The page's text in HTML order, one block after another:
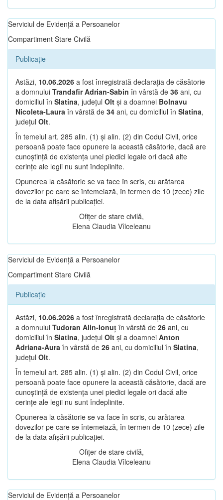
Serviciul de Evidență a Persoanelor
Compartiment Stare Civilă
Publicație
Astăzi, 10.06.2026 a fost înregistrată declarația de căsătorie
a domnului Trandafir Adrian-Sabin în vârstă de 36 ani, cu
domiciliul în Slatina, județul Olt și a doamnei Bolnavu
Nicoleta-Laura în vârstă de 34 ani, cu domiciliul în Slatina,
județul Olt.
În temeiul art. 285 alin. (1) și alin. (2) din Codul Civil, orice
persoană poate face opunere la această căsătorie, dacă are
cunoștință de existența unei piedici legale ori dacă alte
cerințe ale legii nu sunt îndeplinite.
Opunerea la căsătorie se va face în scris, cu arătarea
dovezilor pe care se întemeiază, în termen de 10 (zece) zile
de la data afișării publicației.
Ofițer de stare civilă,
Elena Claudia Vîlceleanu
Serviciul de Evidență a Persoanelor
Compartiment Stare Civilă
Publicație
Astăzi, 10.06.2026 a fost înregistrată declarația de căsătorie
a domnului Tudoran Alin-Ionuț în vârstă de 26 ani, cu
domiciliul în Slatina, județul Olt și a doamnei Anton
Adriana-Aura în vârstă de 26 ani, cu domiciliul în Slatina,
județul Olt.
În temeiul art. 285 alin. (1) și alin. (2) din Codul Civil, orice
persoană poate face opunere la această căsătorie, dacă are
cunoștință de existența unei piedici legale ori dacă alte
cerințe ale legii nu sunt îndeplinite.
Opunerea la căsătorie se va face în scris, cu arătarea
dovezilor pe care se întemeiază, în termen de 10 (zece) zile
de la data afișării publicației.
Ofițer de stare civilă,
Elena Claudia Vîlceleanu
Serviciul de Evidență a Persoanelor